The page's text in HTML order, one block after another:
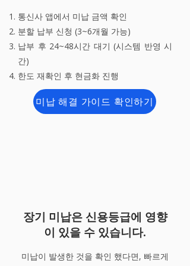
통신사 앱에서 미납 금액 확인
분할 납부 신청 (3~6개월 가능)
납부 후 24~48시간 대기 (시스템 반영 시
간)
한도 재확인 후 현금화 진행
미납 해결 가이드 확인하기
장기 미납은 신용등급에 영향
이 있을 수 있습니다.
미납이 발생한 것을 확인 했다면, 빠르게